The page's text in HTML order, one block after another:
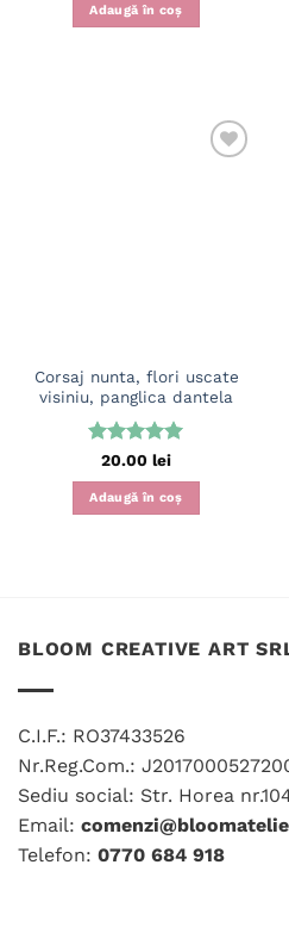
Adaugă în coș
Corsaj nunta, flori uscate
visiniu, panglica dantela
Evaluat la
5din 5
20.00 lei
Adaugă în coș
BLOOM CREATIVE ART
C.I.F.: RO37433526
Nr.Reg.Com.:
Sediu social: Str. Horea
Email:
Telefon: 0770 684 918